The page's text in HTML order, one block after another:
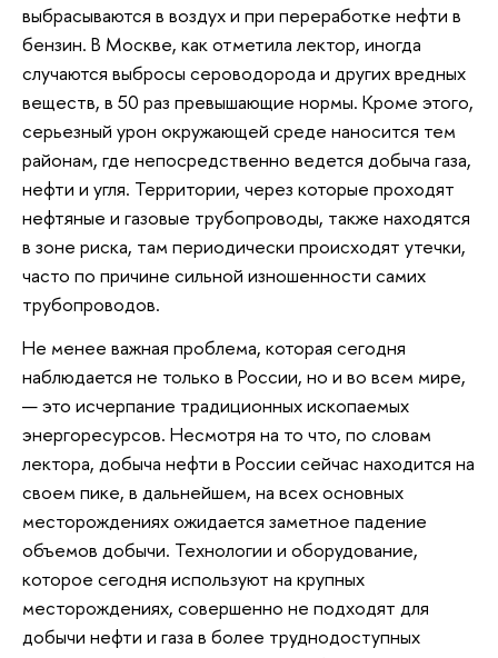
выбрасываются в воздух и при переработке нефти в
бензин. В Москве, как отметила лектор, иногда
случаются выбросы сероводорода и других вредных
веществ, в 50 раз превышающие нормы. Кроме этого,
серьезный урон окружающей среде наносится тем
районам, где непосредственно ведется добыча газа,
нефти и угля. Территории, через которые проходят
нефтяные и газовые трубопроводы, также находятся
в зоне риска, там периодически происходят утечки,
часто по причине сильной изношенности самих
трубопроводов.
Не менее важная проблема, которая сегодня
наблюдается не только в России, но и во всем мире,
— это исчерпание традиционных ископаемых
энергоресурсов. Несмотря на то что, по словам
лектора, добыча нефти в России сейчас находится на
своем пике, в дальнейшем, на всех основных
месторождениях ожидается заметное падение
объемов добычи. Технологии и оборудование,
которое сегодня используют на крупных
месторождениях, совершенно не подходят для
добычи нефти и газа в более труднодоступных